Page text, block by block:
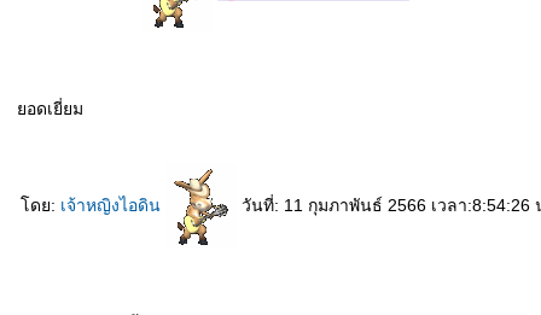
อดเยี่ยม
ดย: เจ้าหญิงไอดิน วันที่: 11 กุมภาพันธ์ 2566 เวลา:8:54:26